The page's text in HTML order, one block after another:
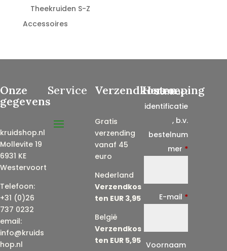
Theekruiden S-Z
Accessoires
Onze
gegevens
kruidshop.nl
Mollevite 19
6931 KE
Westervoort
Telefoon:
+31 (0)26
737 0232
email:
info@kruids
hop.nl
Service Verzendkosten
Gratis
verzending
vanaf 45
euro
Nederland
Verzendkos
ten EUR 3,95
België
Verzendkos
ten EUR 5,95
Herroeping
Contract
identificatie
, b.v.
bestelnum
mer *
E-mail *
Voornaam